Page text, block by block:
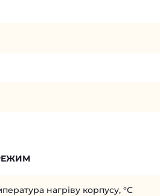
нагріву корпусу, °С